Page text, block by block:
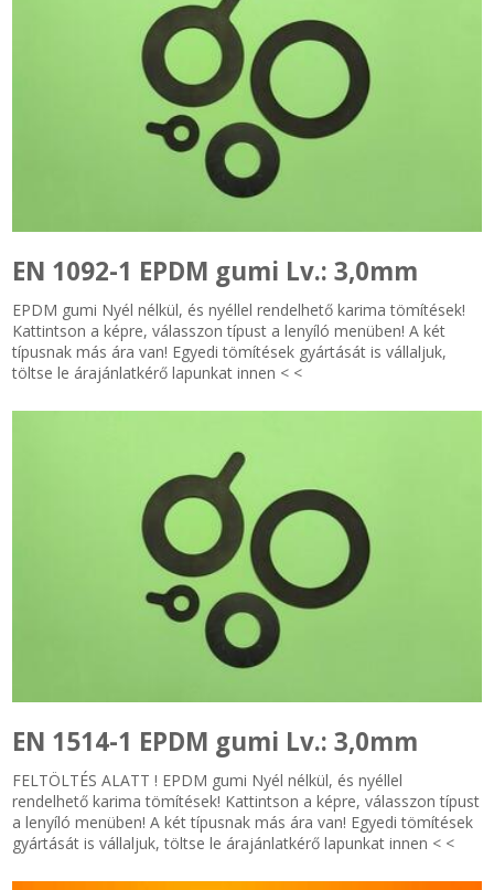
KÁBELVEZETŐ GUMI - HATÁROLÓK
SIMÍTÓZÁRAS TASAK
ETETŐTÁL-TIPLI-GRANULÁTUM
TÖMLŐBILINCS
LEÉRTÉKELT-MARADÉK ANYAGOK
EN 1092-1 EPDM gumi Lv.: 3,0mm
EPDM gumi Nyél nélkül, és nyéllel rendelhető karima tömítések!
Kattintson a képre, válasszon típust a lenyíló menüben! A két
típusnak más ára van! Egyedi tömítések gyártását is vállaljuk,
töltse le árajánlatkérő lapunkat innen < <
EN 1514-1 EPDM gumi Lv.: 3,0mm
FELTÖLTÉS ALATT ! EPDM gumi Nyél nélkül, és nyéllel
rendelhető karima tömítések! Kattintson a képre, válasszon típust
a lenyíló menüben! A két típusnak más ára van! Egyedi tömítések
gyártását is vállaljuk, töltse le árajánlatkérő lapunkat innen < <